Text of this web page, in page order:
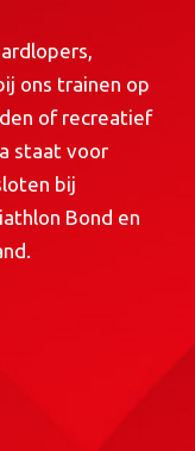
ons trainen op
of recreatief
staat voor
bij
Bond en
.